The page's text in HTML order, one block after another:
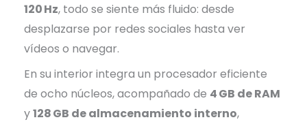
120 Hz, todo se siente más fluido: desde
desplazarse por redes sociales hasta ver
vídeos o navegar.
En su interior integra un procesador eficiente
de ocho núcleos, acompañado de 4 GB de RAM
y128 GB de almacenamiento interno,